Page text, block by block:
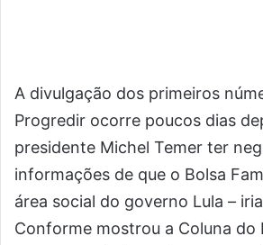
A divulgação dos primeiros
Progredir ocorre poucos dias
presidente Michel Temer ter
informações de que o Bolsa
área social do governo Lula –
Conforme mostrou a Coluna do